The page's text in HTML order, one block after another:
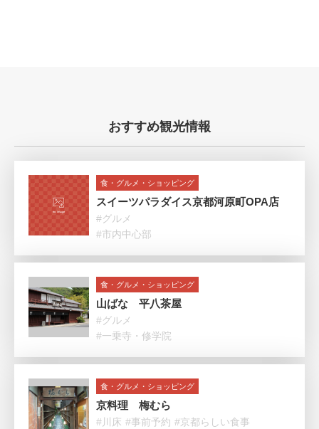
おすすめ観光情報
食・グルメ・ショッピング
スイーツパラダイス京都河原町OPA店
#グルメ
#市内中心部
食・グルメ・ショッピング
山ばな 平八茶屋
#グルメ
#一乗寺・修学院
食・グルメ・ショッピング
京料理 梅むら
#川床 #事前予約 #京都らしい食事